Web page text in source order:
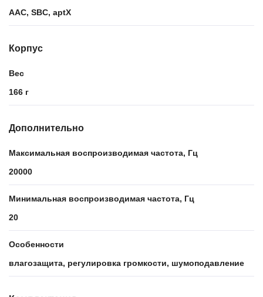
AAC, SBC, aptX
Корпус
Вес
166 г
Дополнительно
Максимальная воспроизводимая частота, Гц
20000
Минимальная воспроизводимая частота, Гц
20
Особенности
влагозащита, регулировка громкости, шумоподавление